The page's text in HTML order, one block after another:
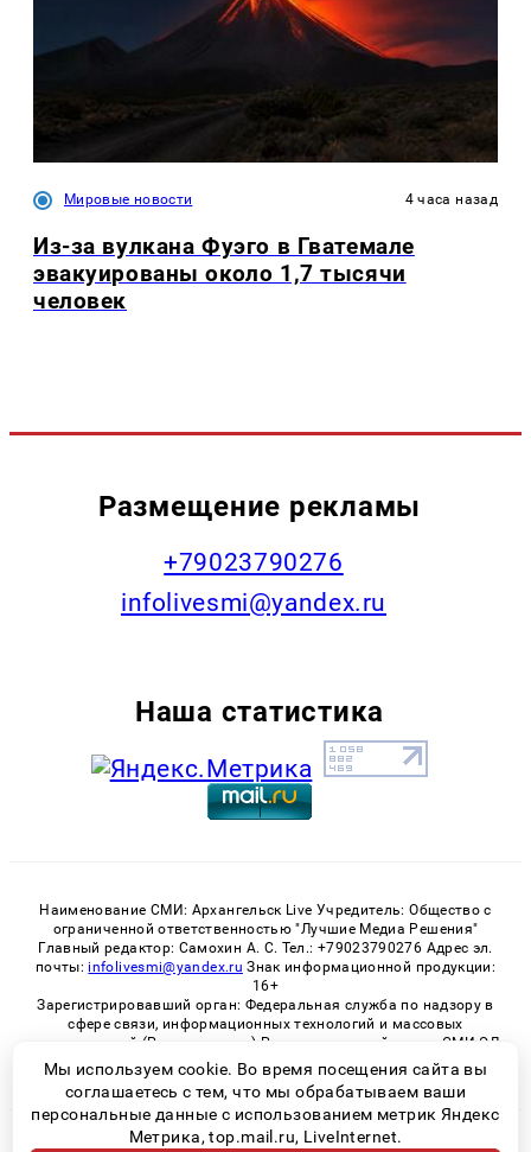
Мировые новости 4 часа назад
Из-за вулкана Фуэго в Гватемале
эвакуированы около 1,7 тысячи
человек
Размещение рекламы
+79023790276
infolivesmi@yandex.ru
Наша статистика
Наименование СМИ: Архангельск Live Учредитель: Общество с
ограниченной ответственностью "Лучшие Медиа Решения"
Главный редактор: Самохин А. С. Тел.: +79023790276 Адрес эл.
почты: infolivesmi@yandex.ru Знак информационной продукции:
16+
Зарегистрировавший орган: Федеральная служба по надзору в
сфере связи, информационных технологий и массовых
коммуникаций (Роскомнадзор) Регистрационный номер СМИ ЭЛ
№ ФС 77 - 82533 от 21.01.2022
© 2026 «Архангельск Live» | Все права защищены
Мы используем cookie. Во время посещения сайта вы
соглашаетесь с тем, что мы обрабатываем ваши
персональные данные с использованием метрик Яндекс
Метрика, top.mail.ru, LiveInternet.